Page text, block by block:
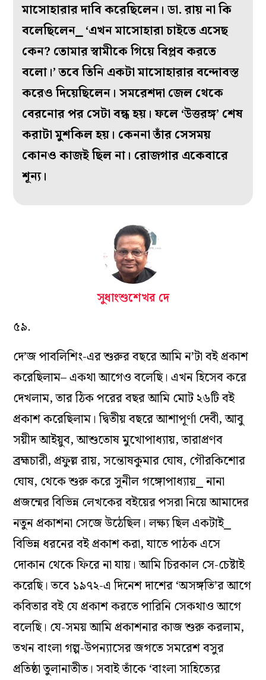
মাসোহারার দাবি করেছিলেন। ডা. রায় না কি
বলেছিলেন⎯ ‘এখন মাসোহারা চাইতে এসেছ
কেন? তোমার স্বামীকে গিয়ে বিপ্লব করতে
বলো।’ তবে তিনি একটা মাসোহারার বন্দোবস্ত
করেও দিয়েছিলেন। সমরেশদা জেল থেকে
বেরনোর পর সেটা বন্ধ হয়। ফলে ‘উত্তরঙ্গ’ শেষ
করাটা মুশকিল হয়। কেননা তাঁর সেসময়
কোনও কাজই ছিল না। রোজগার একেবারে
শূন্য।
সুধাংশুশেখর দে
৫৯.
দে’জ পাবলিশিং-এর শুরুর বছরে আমি ন’টা বই প্রকাশ
করেছিলাম– একথা আগেও বলেছি। এখন হিসেব করে
দেখলাম, তার ঠিক পরের বছর আমি মোট ২৬টি বই
প্রকাশ করেছিলাম। দ্বিতীয় বছরে আশাপূর্ণা দেবী, আবু
সয়ীদ আইয়ুব, আশুতোষ মুখোপাধ্যায়, তারাপ্রণব
ব্রহ্মচারী, প্রফুল্ল রায়, সন্তোষকুমার ঘোষ, গৌরকিশোর
ঘোষ, থেকে শুরু করে সুনীল গঙ্গোপাধ্যায়⎯ নানা
প্রজন্মের বিভিন্ন লেখকের বইয়ের পসরা নিয়ে আমাদের
নতুন প্রকাশনা সেজে উঠেছিল। লক্ষ্য ছিল একটাই⎯
বিভিন্ন ধরনের বই প্রকাশ করা, যাতে পাঠক এসে
দোকান থেকে ফিরে না যায়। আমি চিরকাল সে-চেষ্টাই
করেছি। তবে ১৯৭২-এ দিনেশ দাশের ‘অসঙ্গতি’র আগে
কবিতার বই যে প্রকাশ করতে পারিনি সেকথাও আগে
বলেছি। যে-সময় আমি প্রকাশনার কাজ শুরু করলাম,
তখন বাংলা গল্প-উপন্যাসের জগতে সমরেশ বসুর
প্রতিষ্ঠা তুলানাতীত। সবাই তাঁকে ‘বাংলা সাহিত্যের